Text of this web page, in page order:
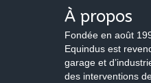
À propos
Fondée en août
Equindus est
garage et
des interventions